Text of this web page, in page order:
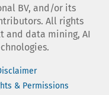
BV, and/or its
All rights
and data mining, AI
& Permissions